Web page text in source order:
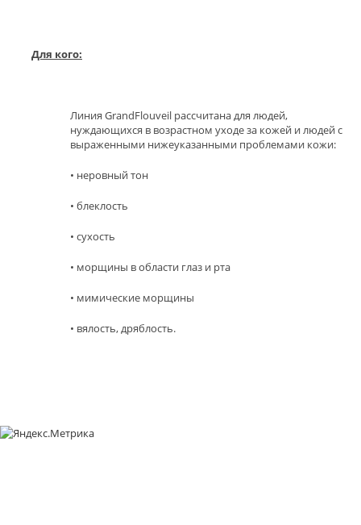
Для кого:
Линия GrandFlouveil рассчитана для людей,
нуждающихся в возрастном уходе за кожей и людей с
выраженными нижеуказанными проблемами кожи:
• неровный тон
• блеклость
• сухость
• морщины в области глаз и рта
• мимические морщины
• вялость, дряблость.